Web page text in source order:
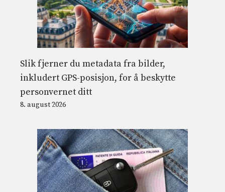
Slik fjerner du metadata fra bilder,
inkludert GPS-posisjon, for å beskytte
personvernet ditt
8. august 2026